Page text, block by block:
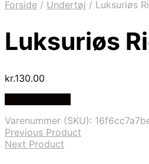
Forside / Undertøj / Luksuriøs
Luksuriøs
kr.130.00
Varenummer (SKU):
Previous Product
Next Product